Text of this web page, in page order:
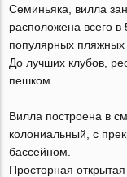
Семиньяка, вилла
расположена всего
популярных пляжных
До лучших клубов,
пешком.
Вилла построена в
колониальный, с
бассейном.
Просторная